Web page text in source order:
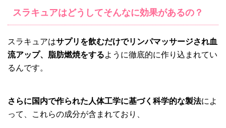
スラキュアはどうしてそんなに効果があるの？
スラキュアはサプリを飲むだけでリンパマッサージされ血
流アップ、脂肪燃焼をするように徹底的に作り込まれてい
るんです。
さらに国内で作られた人体工学に基づく科学的な製法によ
って、これらの成分が含まれており、